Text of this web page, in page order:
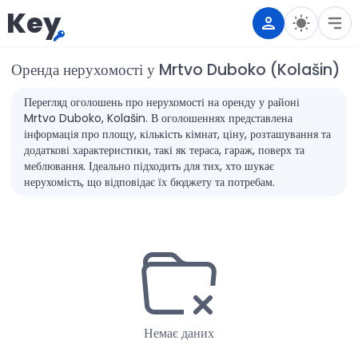
Key
Оренда нерухомості у Mrtvo Duboko (Kolašin)
Перегляд оголошень про нерухомості на оренду у районі
Mrtvo Duboko, Kolašin. В оголошеннях представлена
інформація про площу, кількість кімнат, ціну, розташування та
додаткові характеристики, такі як тераса, гараж, поверх та
меблювання. Ідеально підходить для тих, хто шукає
нерухомість, що відповідає їх бюджету та потребам.
Немає даних